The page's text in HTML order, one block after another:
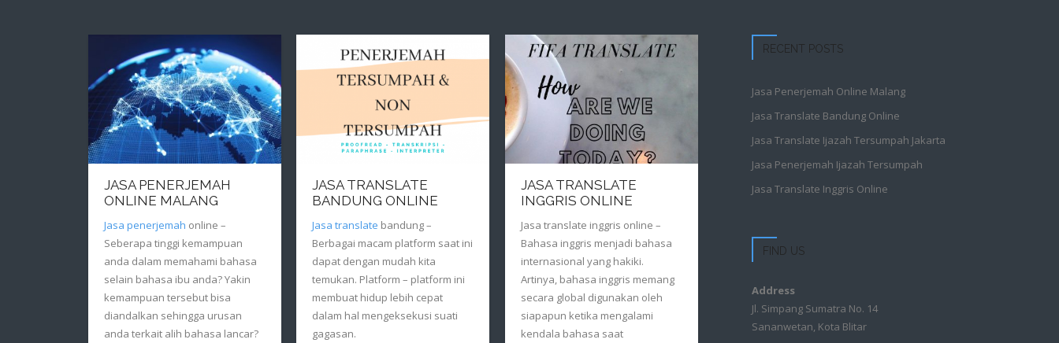
JASA PENERJEMAH
ONLINE MALANG
Jasa penerjemah online –
Seberapa tinggi kemampuan
anda dalam memahami bahasa
selain bahasa ibu anda? Yakin
kemampuan tersebut bisa
diandalkan sehingga urusan
anda terkait alih bahasa lancar?
JASA TRANSLATE
BANDUNG ONLINE
Jasa translate bandung –
Berbagai macam platform saat ini
dapat dengan mudah kita
temukan. Platform – platform ini
membuat hidup lebih cepat
dalam hal mengeksekusi suati
gagasan.
JASA TRANSLATE
INGGRIS ONLINE
Jasa translate inggris online –
Bahasa inggris menjadi bahasa
internasional yang hakiki.
Artinya, bahasa inggris memang
secara global digunakan oleh
siapapun ketika mengalami
kendala bahasa saat
RECENT POSTS
Jasa Penerjemah Online Malang
Jasa Translate Bandung Online
Jasa Translate Ijazah Tersumpah Jakarta
Jasa Penerjemah Ijazah Tersumpah
Jasa Translate Inggris Online
FIND US
Address
Jl. Simpang Sumatra No. 14
Sananwetan, Kota Blitar